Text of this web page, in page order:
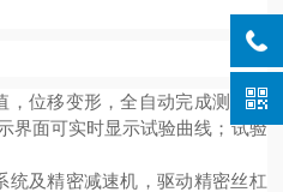
，位移变形，全自动完成测试，
界面可实时显示试验曲线；试验
统及精密减速机，驱动精密丝杠